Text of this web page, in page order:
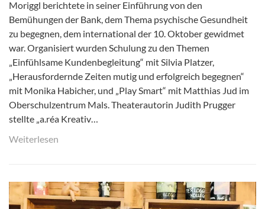
Moriggl berichtete in seiner Einführung von den
Bemühungen der Bank, dem Thema psychische Gesundheit
zu begegnen, dem international der 10. Oktober gewidmet
war. Organisiert wurden Schulung zu den Themen
„Einfühlsame Kundenbegleitung“ mit Silvia Platzer,
„Herausfordernde Zeiten mutig und erfolgreich begegnen“
mit Monika Habicher, und „Play Smart“ mit Matthias Jud im
Oberschulzentrum Mals. Theaterautorin Judith Prugger
stellte „a.réa Kreativ…
Weiterlesen